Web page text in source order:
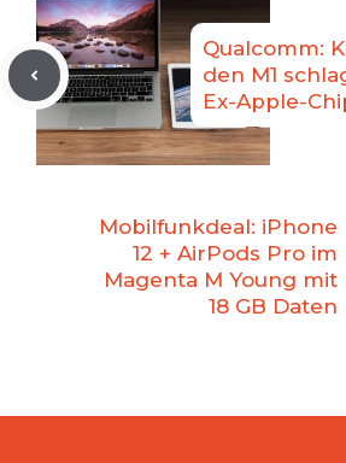
Qualcomm:
den M1
Ex-Apple-
Mobilfunkdeal: iPhone
12 + AirPods Pro im
Magenta M Young mit
18 GB Daten